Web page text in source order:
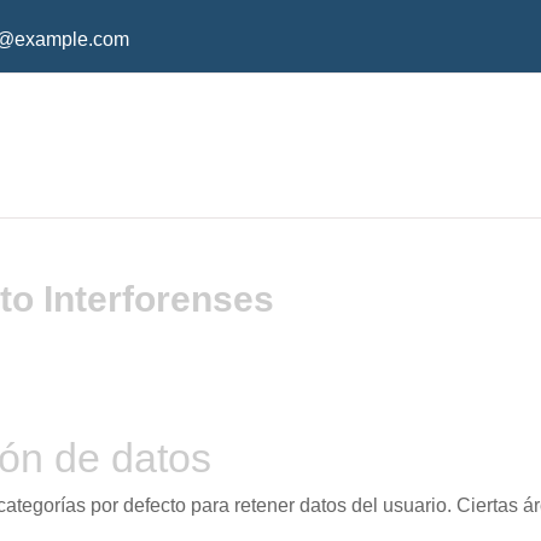
Interforenses
de datos
por defecto para retener datos del usuario. Ciertas